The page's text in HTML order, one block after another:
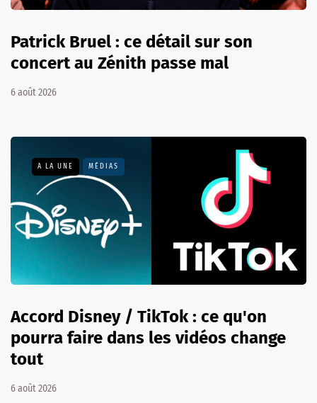
Patrick Bruel : ce détail sur son
concert au Zénith passe mal
6 août 2026
A LA UNE MÉDIAS
Accord Disney / TikTok : ce qu'on
pourra faire dans les vidéos change
tout
6 août 2026